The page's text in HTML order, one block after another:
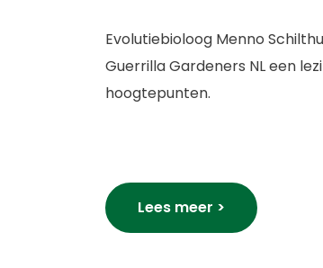
Evolutiebioloog Menno
Guerrilla Gardeners NL een
hoogtepunten.
Lees meer >